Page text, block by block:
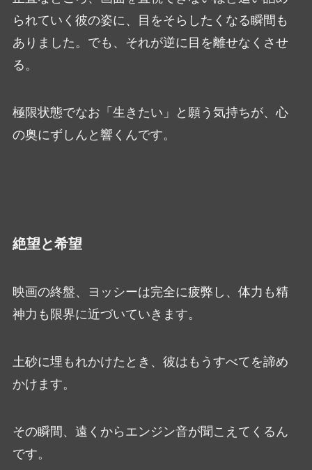
られていく彼の姿に、目をそらしたくなる瞬間も
ありました。でも、それが逆に目を離せなくさせ
る。
極限状態でなお「生きたい」と願う気持ちが、心
の奥にずしんと響くんです。
絶望と希望
映画の終盤、ヨッシーは完全に疲弊し、体力も精
神力も限界に近づいていきます。
土砂に埋もれかけたとき、彼はもうすべてを諦め
かけます。
その瞬間、遠くからエンジン音が聞こえてくるん
です。